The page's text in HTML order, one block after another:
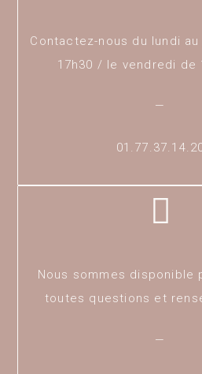
Contactez-nous du lundi
17h30 / le vendredi de
—
Nous sommes disponible
toutes questions et
—